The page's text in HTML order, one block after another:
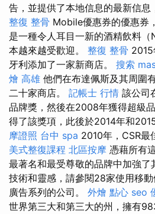
告，並提供了本地信息的最新信息
整復 整骨 Mobile優惠券的優惠券
是一種令人耳目一新的酒精飲料
本越來越受歡迎。 整復 整骨
牙利添加了一家新商店。 搜索
燴 高雄 他們在布達佩斯及其周圍
二十家商店。 記帳士 行情 該公司
品牌獎，然後在2008年獲得超級
得了該獎項，此後於2014年和
摩證照 台中 spa 2010年，CSR最
美式整復課程 北區按摩 憑藉所有
最著名和最受尊敬的品牌中加強了
技術和靈感，請參閱28家使用移
廣告系列的公司。 外燴 點心 seo
世界第三大和第三大的州，擁有